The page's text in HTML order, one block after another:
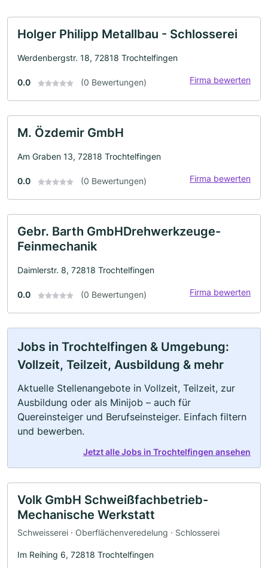
Holger Philipp Metallbau - Schlosserei
Werdenbergstr. 18, 72818 Trochtelfingen
0.0 (0 Bewertungen) Firma bewerten
M. Özdemir GmbH
Am Graben 13, 72818 Trochtelfingen
0.0 (0 Bewertungen) Firma bewerten
Gebr. Barth GmbHDrehwerkzeuge-
Feinmechanik
Daimlerstr. 8, 72818 Trochtelfingen
0.0 (0 Bewertungen) Firma bewerten
Jobs in Trochtelfingen & Umgebung:
Vollzeit, Teilzeit, Ausbildung & mehr
Aktuelle Stellenangebote in Vollzeit, Teilzeit, zur
Ausbildung oder als Minijob – auch für
Quereinsteiger und Berufseinsteiger. Einfach filtern
und bewerben.
Jetzt alle Jobs in Trochtelfingen ansehen
Volk GmbH Schweißfachbetrieb-
Mechanische Werkstatt
Schweisserei · Oberflächenveredelung · Schlosserei
Im Reihing 6, 72818 Trochtelfingen